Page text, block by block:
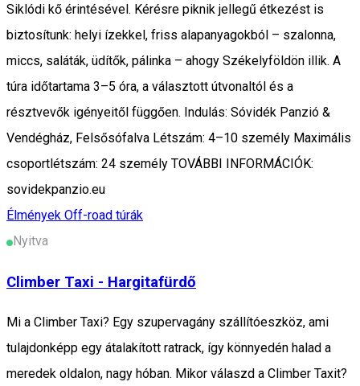
Siklódi kő érintésével. Kérésre piknik jellegű étkezést is
biztosítunk: helyi ízekkel, friss alapanyagokból – szalonna,
miccs, saláták, üdítők, pálinka – ahogy Székelyföldön illik. A
túra időtartama 3–5 óra, a választott útvonaltól és a
résztvevők igényeitől függően. Indulás: Sóvidék Panzió &
Vendégház, Felsősófalva Létszám: 4–10 személy Maximális
csoportlétszám: 24 személy TOVÁBBI INFORMÁCIÓK:
sovidekpanzio.eu
Élmények Off-road túrák
Nyitva
Climber Taxi - Hargitafürdő
Mi a Climber Taxi? Egy szupervagány szállítóeszköz, ami
tulajdonképp egy átalakított ratrack, így könnyedén halad a
meredek oldalon, nagy hóban. Mikor válaszd a Climber Taxit?